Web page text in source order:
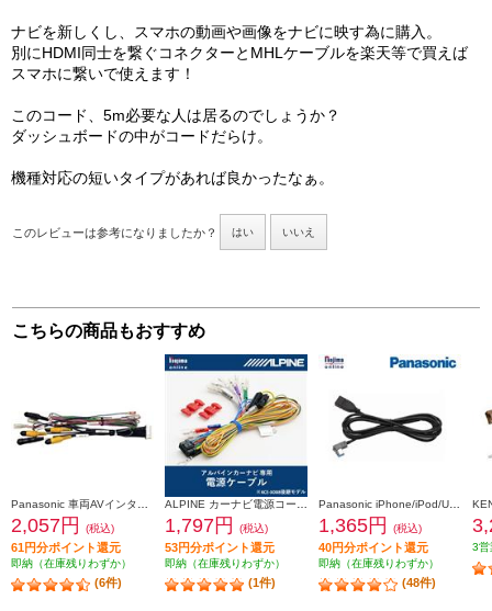
ナビを新しくし、スマホの動画や画像をナビに映す為に購入。
別にHDMI同士を繋ぐコネクターとMHLケーブルを楽天等で買えば
スマホに繋いで使えます！
このコード、5m必要な人は居るのでしょうか？
ダッシュボードの中がコードだらけ。
機種対応の短いタイプがあれば良かったなぁ。
このレビューは参考になりましたか？ はい いいえ
こちらの商品もおすすめ
2,057円 (税込)
61円分ポイント還元
即納（在庫残りわずか）
(6件)
1,797円 (税込)
53円分ポイント還元
即納（在庫残りわずか）
(1件)
1,365円 (税込)
40円分ポイント還元
即納（在庫残りわずか）
(48件)
3営